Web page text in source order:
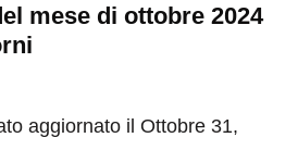
mese di ottobre 2024
aggiornato il Ottobre 31,